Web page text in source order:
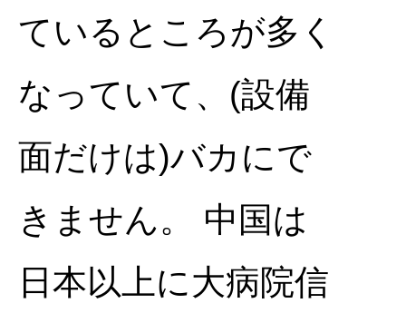
ているところが多く
なっていて、(設備
面だけは)バカにで
きません。 中国は
日本以上に大病院信